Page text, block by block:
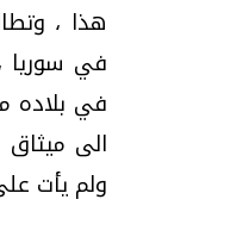
هذا ،
في سوريا
الى
ولم يأت